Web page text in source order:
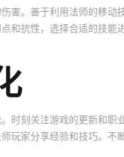
害。善于利用法师的移动
和抗性，选择合适的技能
时刻关注游戏的更新和职
玩家分享经验和技巧。不